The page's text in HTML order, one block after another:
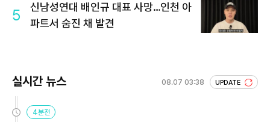
5
신남성연대 배인규 대표 사망…인천 아
파트서 숨진 채 발견
실시간 뉴스 08.07 03:38 UPDATE
4분전